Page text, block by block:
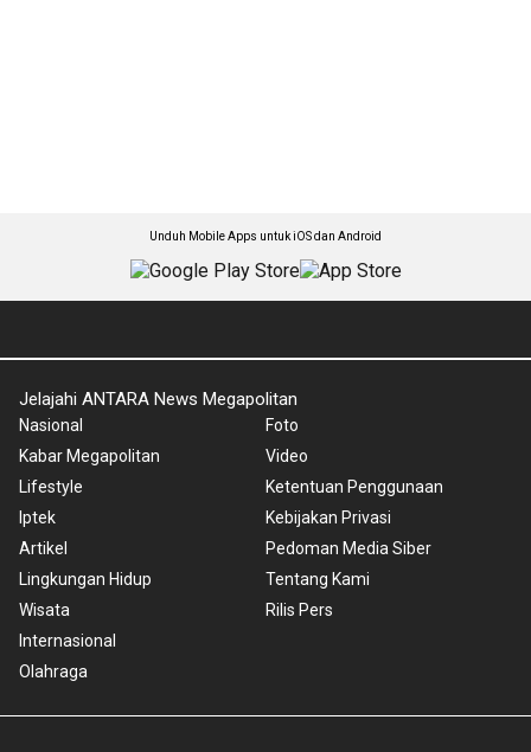
Unduh Mobile Apps untuk iOS dan Android
Jelajahi ANTARA News Megapolitan
Nasional
Kabar Megapolitan
Lifestyle
Iptek
Artikel
Lingkungan Hidup
Wisata
Internasional
Olahraga
Foto
Video
Ketentuan Penggunaan
Kebijakan Privasi
Pedoman Media Siber
Tentang Kami
Rilis Pers